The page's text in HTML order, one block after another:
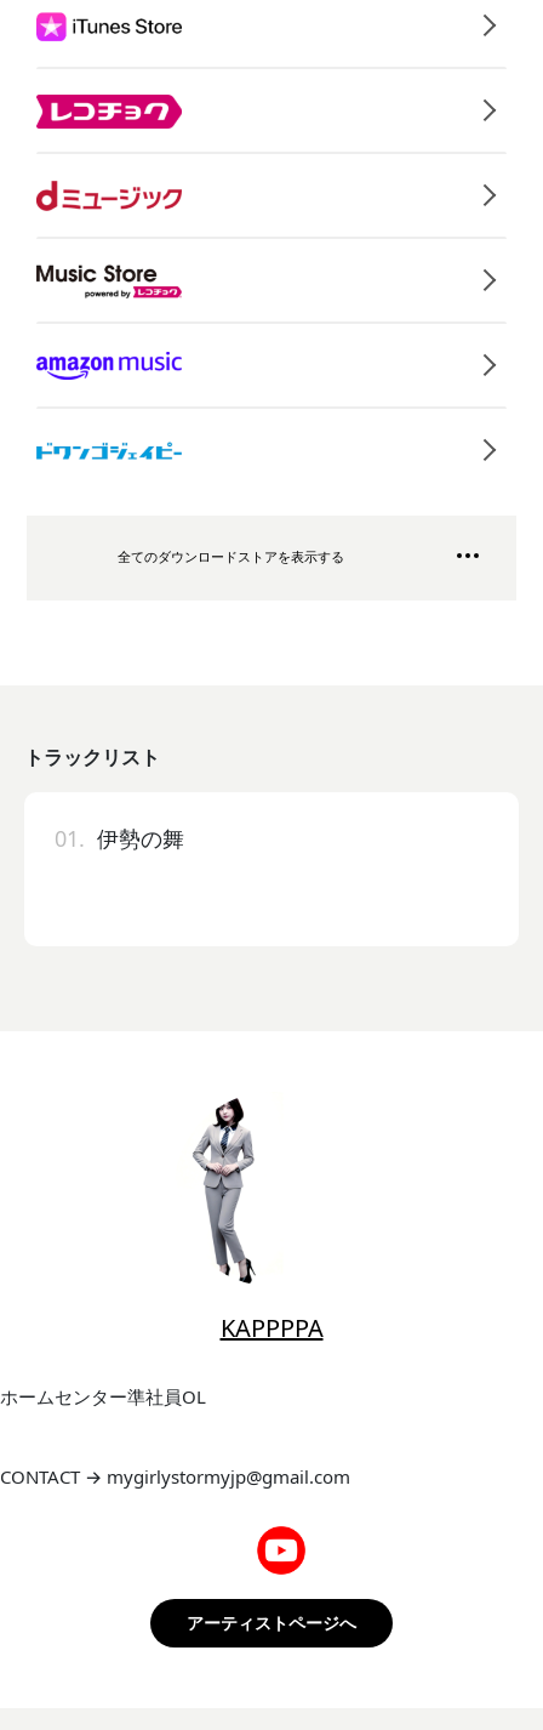
全てのダウンロードストアを表示する
トラックリスト
01. 伊勢の舞
KAPPPPA
ホームセンター準社員OL
CONTACT → mygirlystormyjp@gmail.com
アーティストページへ